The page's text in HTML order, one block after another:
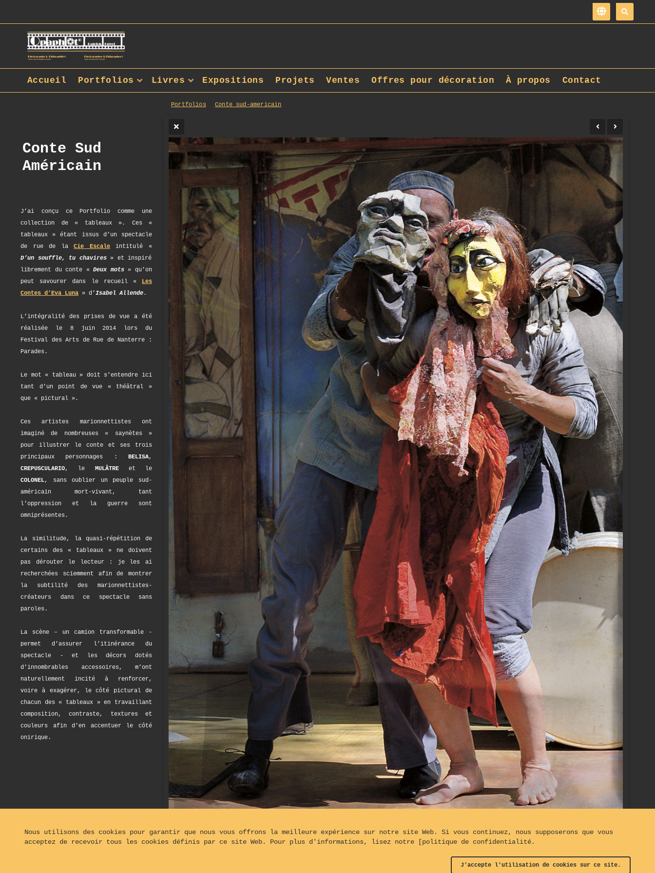
Portfolios Conte sud-americain
Le MULÂTRE arrête BELISA
Conte Sud
Américain
J’ai conçu ce Portfolio comme une
collection de « tableaux ». Ces «
tableaux » étant issus d’un spectacle
de rue de laCie Escaleintitulé «
D’un souffle, tu chavires» et inspiré
librement du conte « Deux mots » qu’on
peut savourer dans le recueil « Les
Contes d’Eva Luna » d’Isabel Allende .
L’intégralité des prises de vue a été
réalisée le 8 juin 2014 lors du
Festival des Arts de Rue de Nanterre :
Parades.
Le mot « tableau » doit s’entendre ici
tant d’un point de vue « théâtral »
que « pictural ».
Ces artistes marionnettistes ont
imaginé de nombreuses « saynètes »
pour illustrer le conte et ses trois
principaux personnages : BELISA,
CREPUSCULARIO, le MULÂTREet le
COLONEL, sans oublier un peuple sud-
américain mort-vivant, tant
l’oppression et la guerre sont
omniprésentes.
La similitude, la quasi-répétition de
certains des « tableaux » ne doivent
pas dérouter le lecteur : je les ai
recherchées sciemment afin de montrer
la subtilité des marionnettistes-
créateurs dans ce spectacle sans
paroles.
La scène – un camion transformable -
permet d’assurer l’itinérance du
spectacle - et les décors dotés
d’innombrables accessoires, m’ont
naturellement incité à renforcer,
voire à exagérer, le côté pictural de
chacun des « tableaux » en travaillant
composition, contraste, textures et
couleurs afin d’en accentuer le côté
onirique.
Matt© The Turning Gate
Accueil Portfolios Livres Expositions Projets Ventes Offres pour décoration À propos Contact
Nous utilisons des cookies pour garantir que nous vous offrons la meilleure expérience sur notre site Web. Si vous continuez, nous supposerons que vous
acceptez de recevoir tous les cookies définis par ce site Web. Pour plus d'informations, lisez notre [politique de confidentialité.
J'accepte l'utilisation de cookies sur ce site.